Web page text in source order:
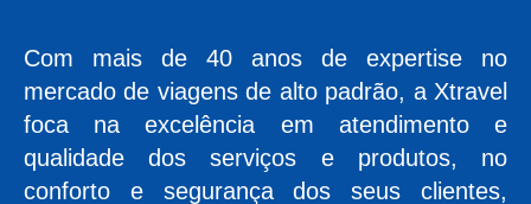
Com mais de 40 anos de expertise no
mercado de viagens de alto padrão, a Xtravel
foca na excelência em atendimento e
qualidade dos serviços e produtos, no
conforto e segurança dos seus clientes,